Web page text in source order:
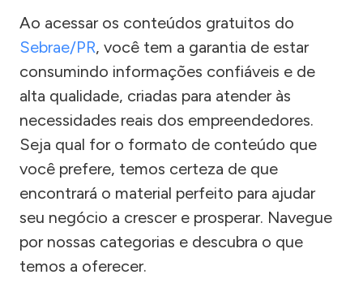
Ao acessar os conteúdos gratuitos do
Sebrae/PR, você tem a garantia de estar
consumindo informações confiáveis e de
alta qualidade, criadas para atender às
necessidades reais dos empreendedores.
Seja qual for o formato de conteúdo que
você prefere, temos certeza de que
encontrará o material perfeito para ajudar
seu negócio a crescer e prosperar. Navegue
por nossas categorias e descubra o que
temos a oferecer.